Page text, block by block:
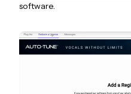
software.